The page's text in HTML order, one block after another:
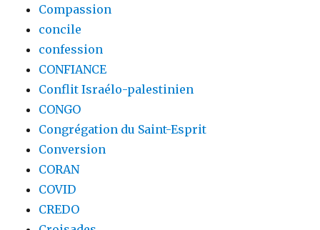
Compassion
concile
confession
CONFIANCE
Conflit Israélo-palestinien
CONGO
Congrégation du Saint-Esprit
Conversion
CORAN
COVID
CREDO